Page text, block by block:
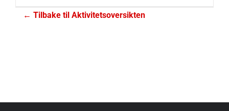
← Tilbake til Aktivitetsoversikten